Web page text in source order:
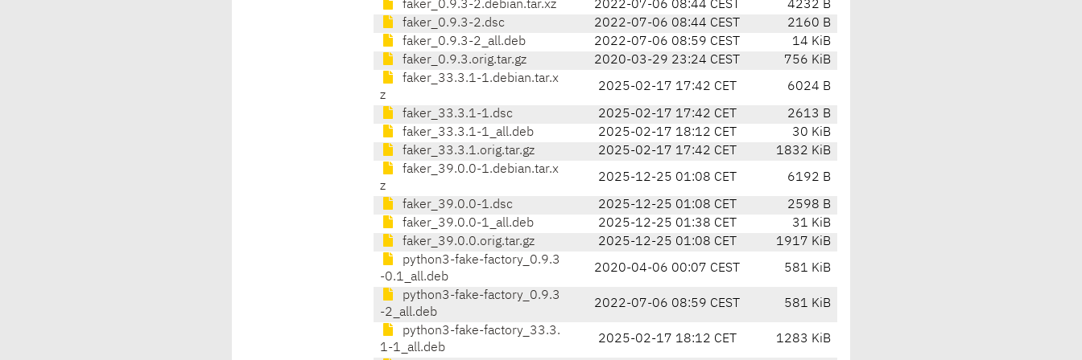
faker_0.9.3-2.debian.tar.xz 2022-07-06 08:44 CEST
4232 B
faker_0.9.3-2.dsc
2022-07-06 08:44 CEST
2160 B
faker_0.9.3-2_all.deb
2022-07-06 08:59 CEST
14 KiB
faker_0.9.3.orig.tar.gz
2020-03-29 23:24 CEST
756 KiB
faker_33.3.1-1.debian.tar.x
z
2025-02-17 17:42 CET 6024 B
faker_33.3.1-1.dsc 2025-02-17 17:42 CET
2613 B
faker_33.3.1-1_all.deb
2025-02-17 18:12 CET
30 KiB
faker_33.3.1.orig.tar.gz
2025-02-17 17:42 CET
1832 KiB
faker_39.0.0-1.debian.tar.x
z
2025-12-25 01:08 CET 6192 B
faker_39.0.0-1.dsc 2025-12-25 01:08 CET
2598 B
faker_39.0.0-1_all.deb
2025-12-25 01:38 CET
31 KiB
faker_39.0.0.orig.tar.gz
2025-12-25 01:08 CET
1917 KiB
python3-fake-factory_0.9.3
-0.1_all.deb
2020-04-06 00:07 CEST 581 KiB
python3-fake-factory_0.9.3
-2_all.deb
2022-07-06 08:59 CEST 581 KiB
python3-fake-factory_33.3.
1-1_all.deb
2025-02-17 18:12 CET 1283 KiB